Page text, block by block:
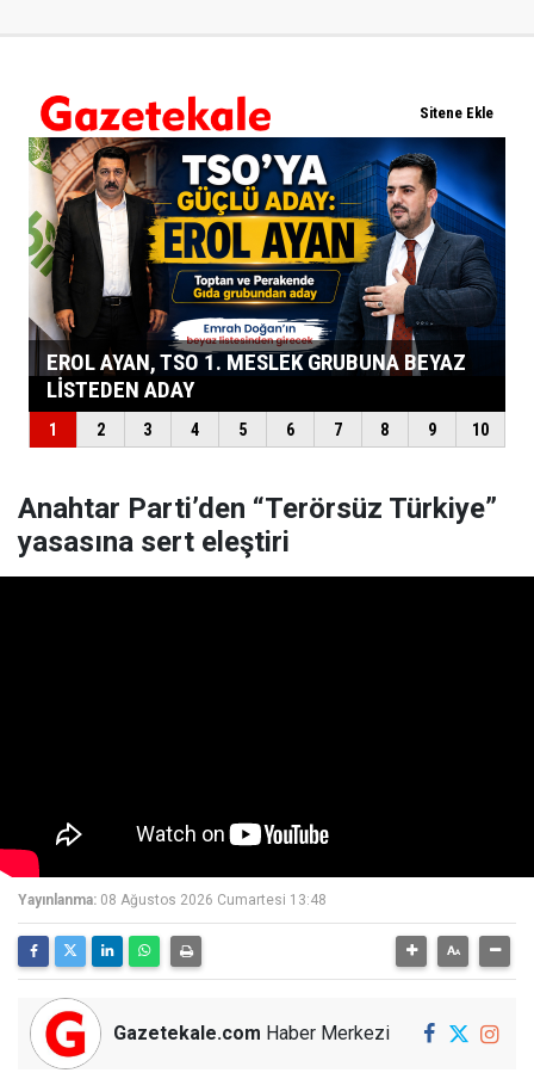
Anahtar Parti’den “Terörsüz Türkiye”
yasasına sert eleştiri
Yayınlanma: 08 Ağustos 2026 Cumartesi 13:48
Gazetekale.com Haber Merkezi